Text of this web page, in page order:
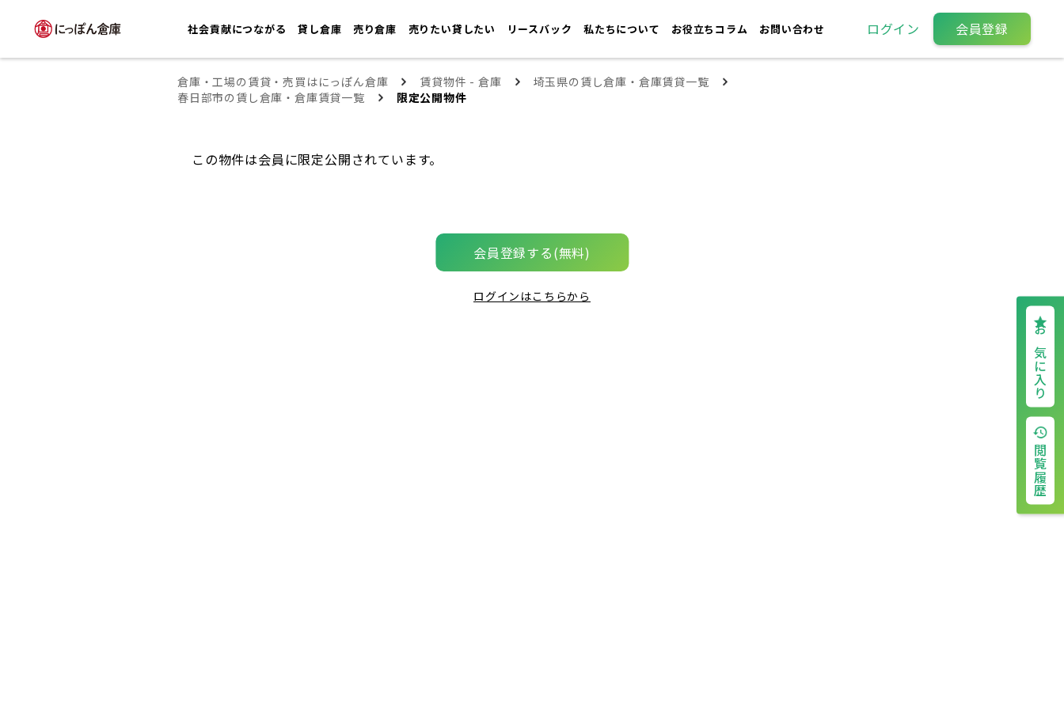
社会貢献につながる 貸し倉庫 売り倉庫 売りたい貸したい リースバック 私たちについて お役立ちコラム お問い合わせ ログイン 会員登録
倉庫・工場の賃貸・売買はにっぽん倉庫 賃貸物件 - 倉庫
埼玉県の賃し倉庫・倉庫賃貸一覧
春日部市の賃し倉庫・倉庫賃貸一覧
限定公開物件
お気に入り
閲覧履歴
この物件は会員に限定公開されています。
会員登録する(無料)
ログインはこちらから